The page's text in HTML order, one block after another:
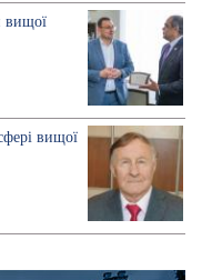
вищої
вищої